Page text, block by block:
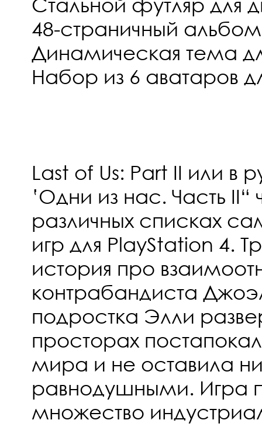
48-страничный
Динамическая тема
Набор из 6 аватаров
Last of Us: Part II или в
‛Одни из нас. Часть II“
различных списках
игр для PlayStation 4.
история про
контрабандиста
подростка Элли
просторах
мира и не оставила
равнодушными. Игра
множество